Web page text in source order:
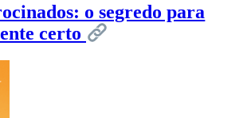
o segredo para
certo